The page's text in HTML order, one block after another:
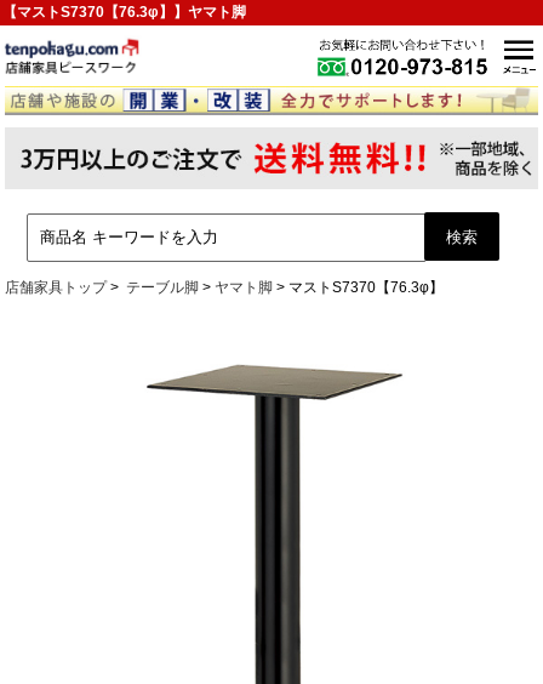
【マストS7370【76.3φ】】ヤマト脚
店舗家具トップ テーブル脚 ヤマト脚 マストS7370【76.3φ】